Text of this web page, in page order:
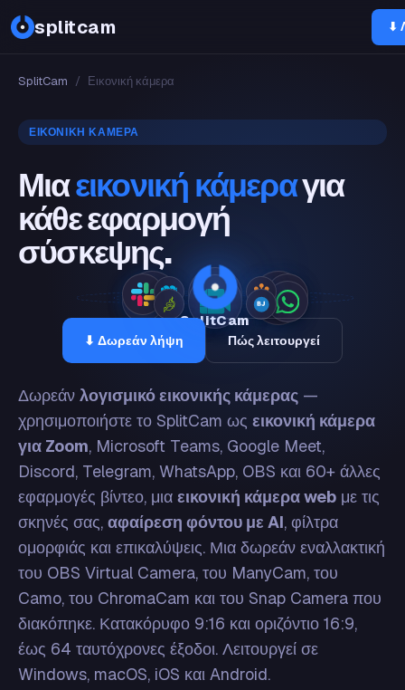
OBS splitcam ⬇
SplitCam / Εικονική κάμερα
ΕΙΚΟΝΙΚΉ ΚΆΜΕΡΑ
Μιαεικονική κάμεραγια
κάθε εφαρμογή
σύσκεψης.
Δωρεάν λογισμικό εικονικής κάμερας —
χρησιμοποιήστε το SplitCam ως εικονική κάμερα
για Zoom, Microsoft Teams, Google Meet,
Discord, Telegram, WhatsApp, OBS και 60+ άλλες
εφαρμογές βίντεο, μια εικονική κάμερα web με τις
σκηνές σας, αφαίρεση φόντου με AI, φίλτρα
ομορφιάς και επικαλύψεις. Μια δωρεάν εναλλακτική
του OBS Virtual Camera, του ManyCam, του
Camo, του ChromaCam και του Snap Camera που
διακόπηκε. Κατακόρυφο 9:16 και οριζόντιο 16:9,
έως 64 ταυτόχρονες έξοδοι. Λειτουργεί σε
Windows, macOS, iOS και Android.
⬇ Δωρεάν λήψη Πώς λειτουργεί
SplitCam